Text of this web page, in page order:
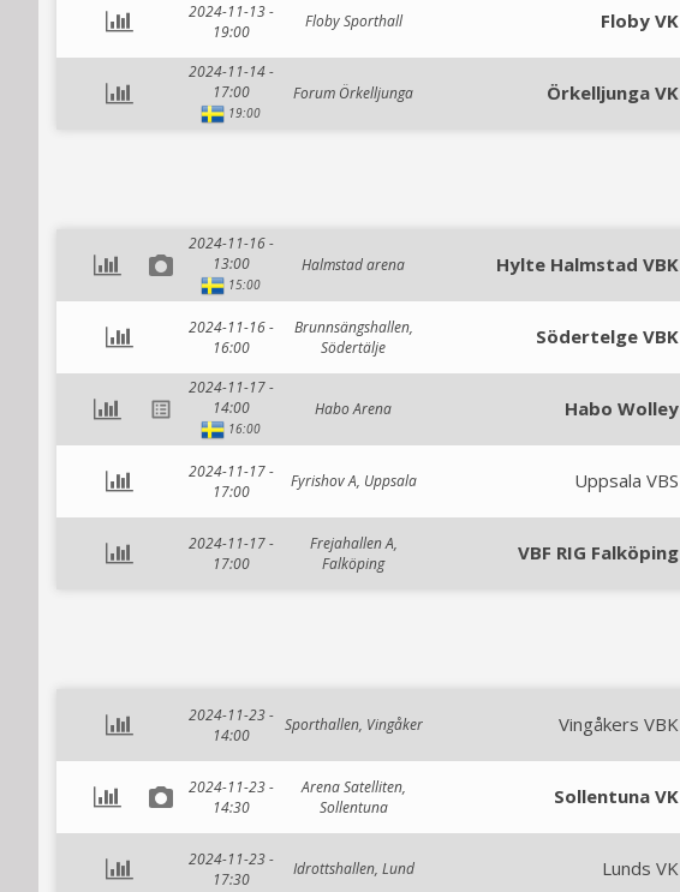
2024-11-13 -
19:00
Floby Sporthall Floby VK
2024-11-14 -
17:00
19:00
Forum Örkelljunga Örkelljunga VK
2024-11-16 -
13:00
15:00
Halmstad arena Hylte Halmstad VBK
2024-11-16 -
16:00
Brunnsängshallen,
Södertälje
Södertelge VBK
2024-11-17 -
14:00
16:00
Habo Arena Habo Wolley
2024-11-17 -
17:00
Fyrishov A, Uppsala Uppsala VBS
2024-11-17 -
17:00
Frejahallen A,
Falköping
VBF RIG Falköping
2024-11-23 -
14:00
Sporthallen, Vingåker Vingåkers VBK
2024-11-23 -
14:30
Arena Satelliten,
Sollentuna
Sollentuna VK
2024-11-23 -
17:30
Idrottshallen, Lund Lunds VK